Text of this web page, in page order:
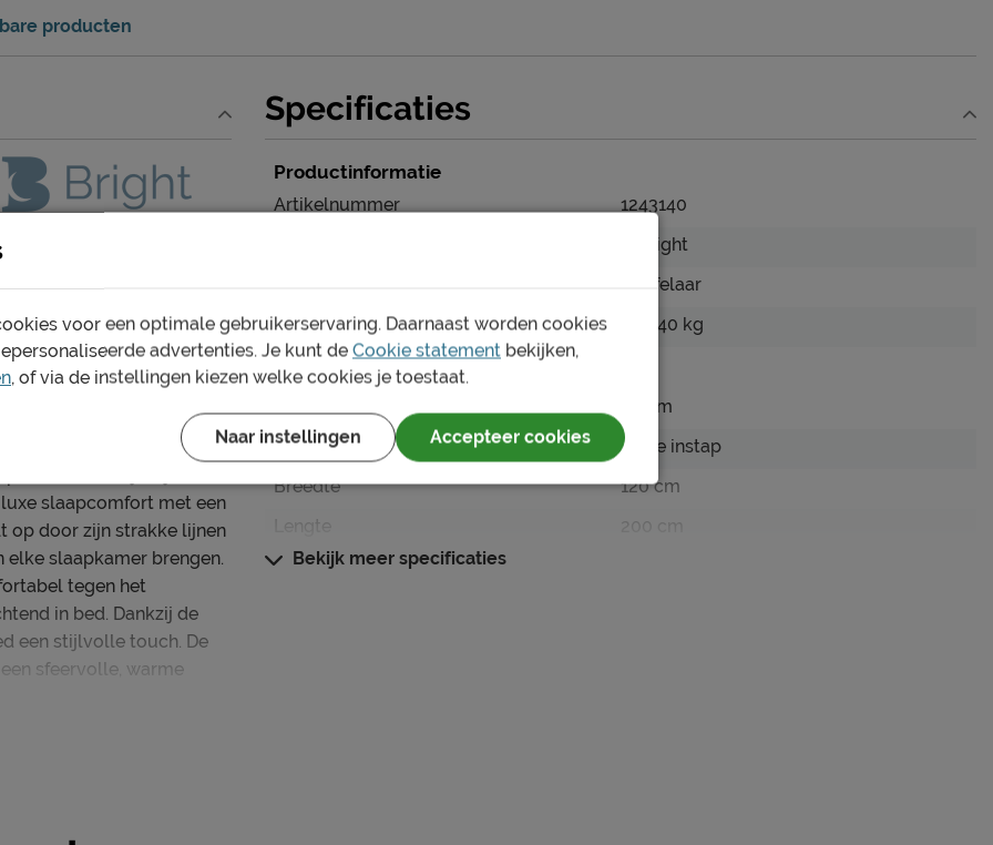
producten
slaapcomfort met een
op door zijn strakke lijnen
elke slaapkamer brengen.
tegen het
in bed. Dankzij de
een stijlvolle touch. De
sfeervolle, warme
Specificaties
Productinformatie
Artikelnummer
1243140
B Bright
Twijfelaar
Gewichtsklasse
tot 140 kg
Afmetingen
63 cm
Instaphoogte
Hoge instap
Breedte
120 cm
200 cm
Buitenmaat (BxL)
Bekijk meer specificaties
voor een optimale gebruikerservaring. Daarnaast worden cookies
advertenties. Je kunt de Cookie statement bekijken,
, of via de instellingen kiezen welke cookies je toestaat.
Naar instellingen Accepteer cookies